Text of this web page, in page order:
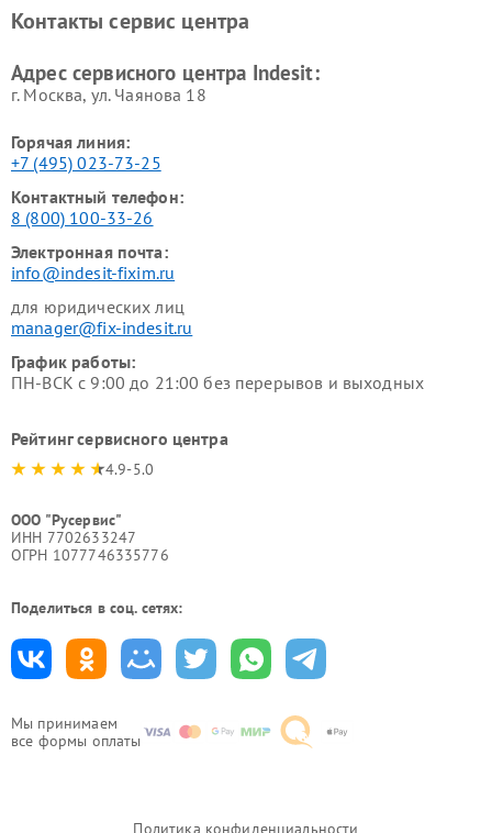
Мы принимаем
все формы оплаты
Indesit
Indesit
Контакты сервис центра
Адрес сервисного центра Indesit:
г. Москва, ул. Чаянова 18
Горячая линия:
+7 (495) 023-73-25
Контактный телефон:
8 (800) 100-33-26
Электронная почта:
info@indesit-fixim.ru
для юридических лиц
manager@fix-indesit.ru
График работы:
ПН-ВСК с 9:00 до 21:00 без перерывов и выходных
Рейтинг сервисного центра
4.9-5.0
ООО "Русервис"
ИНН 7702633247
ОГРН 1077746335776
Поделиться в соц. сетях:
Политика конфиденциальности